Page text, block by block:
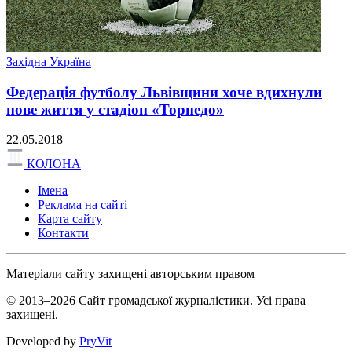
Західна Україна
Федерація футболу Львівщини хоче вдихнули
нове життя у стадіон «Торпедо»
22.05.2018
КОЛОНА
Імена
Реклама на сайті
Карта сайту
Контакти
Матеріали сайту захищені авторським правом
© 2013–2026 Сайт громадської журналістики. Усі права
захищені.
Developed by PryVit